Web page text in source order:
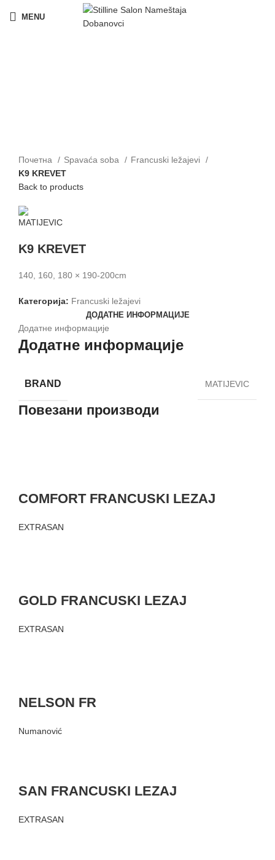
MENU
Почетна Spavaća soba
Francuski ležajevi
K9 KREVET
Back to products
K9 KREVET
140, 160, 180 × 190-200cm
Категорија: Francuski ležajevi
ДОДАТНЕ ИНФОРМАЦИЈЕ
Додатне информације
Додатне информације
BRAND MATIJEVIC
Повезани производи
COMFORT FRANCUSKI LEZAJ
EXTRASAN
GOLD FRANCUSKI LEZAJ
EXTRASAN
NELSON FR
Numanović
SAN FRANCUSKI LEZAJ
EXTRASAN